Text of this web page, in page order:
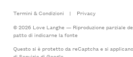
Termini & Condizioni |
Privacy
© 2026 Love Langhe — Riproduzione parziale
patto di indicarne la fonte
Questo si è protetto da reCaptcha e si